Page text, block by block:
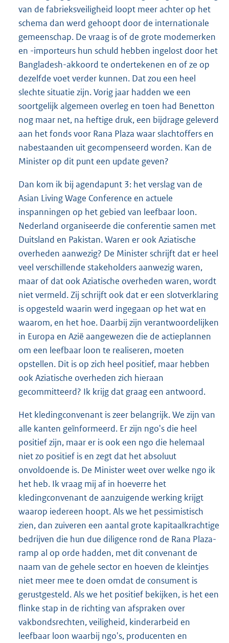
van de fabrieksveiligheid loopt meer achter op het
schema dan werd gehoopt door de internationale
gemeenschap. De vraag is of de grote modemerken
en -importeurs hun schuld hebben ingelost door het
Bangladesh-akkoord te ondertekenen en of ze op
dezelfde voet verder kunnen. Dat zou een heel
slechte situatie zijn. Vorig jaar hadden we een
soortgelijk algemeen overleg en toen had Benetton
nog maar net, na heftige druk, een bijdrage geleverd
aan het fonds voor Rana Plaza waar slachtoffers en
nabestaanden uit gecompenseerd worden. Kan de
Minister op dit punt een update geven?
Dan kom ik bij agendapunt 3: het verslag van de
Asian Living Wage Conference en actuele
inspanningen op het gebied van leefbaar loon.
Nederland organiseerde die conferentie samen met
Duitsland en Pakistan. Waren er ook Aziatische
overheden aanwezig? De Minister schrijft dat er heel
veel verschillende stakeholders aanwezig waren,
maar of dat ook Aziatische overheden waren, wordt
niet vermeld. Zij schrijft ook dat er een slotverklaring
is opgesteld waarin werd ingegaan op het wat en
waarom, en het hoe. Daarbij zijn verantwoordelijken
in Europa en Azië aangewezen die de actieplannen
om een leefbaar loon te realiseren, moeten
opstellen. Dit is op zich heel positief, maar hebben
ook Aziatische overheden zich hieraan
gecommitteerd? Ik krijg dat graag een antwoord.
Het kledingconvenant is zeer belangrijk. We zijn van
alle kanten geïnformeerd. Er zijn ngo's die heel
positief zijn, maar er is ook een ngo die helemaal
niet zo positief is en zegt dat het absoluut
onvoldoende is. De Minister weet over welke ngo ik
het heb. Ik vraag mij af in hoeverre het
kledingconvenant de aanzuigende werking krijgt
waarop iedereen hoopt. Als we het pessimistisch
zien, dan zuiveren een aantal grote kapitaalkrachtige
bedrijven die hun due diligence rond de Rana Plaza-
ramp al op orde hadden, met dit convenant de
naam van de gehele sector en hoeven de kleintjes
niet meer mee te doen omdat de consument is
gerustgesteld. Als we het positief bekijken, is het een
flinke stap in de richting van afspraken over
vakbondsrechten, veiligheid, kinderarbeid en
leefbaar loon waarbij ngo's, producenten en